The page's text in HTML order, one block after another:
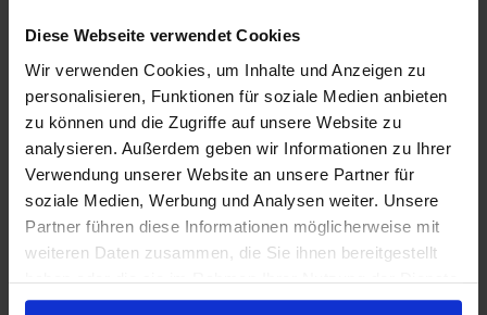
Diese Webseite verwendet Cookies
Wir verwenden Cookies, um Inhalte und Anzeigen zu
personalisieren, Funktionen für soziale Medien anbieten
zu können und die Zugriffe auf unsere Website zu
analysieren. Außerdem geben wir Informationen zu Ihrer
Verwendung unserer Website an unsere Partner für
soziale Medien, Werbung und Analysen weiter. Unsere
Partner führen diese Informationen möglicherweise mit
weiteren Daten zusammen, die Sie ihnen bereitgestellt
haben oder die sie im Rahmen Ihrer Nutzung der Dienste
gesammelt haben.